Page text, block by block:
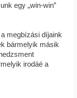
egy „win-win”
megbízási díjaink
bármelyik másik
irodáé a